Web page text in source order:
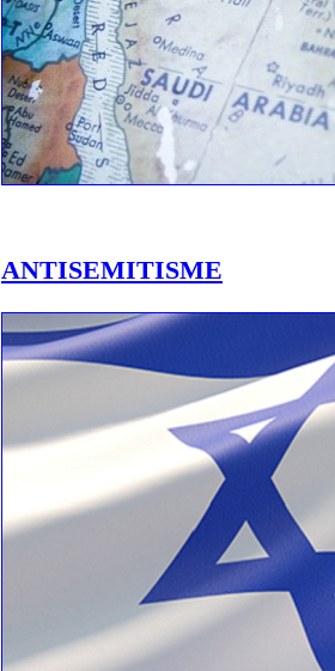
ANTISEMITISME